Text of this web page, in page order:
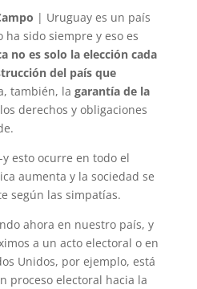
| Uruguay es un país
sido siempre y eso es
no es solo la elección cada
del país que
también, la garantía de la
derechos y obligaciones
esto ocurre en todo el
aumenta y la sociedad se
según las simpatías.
ahora en nuestro país, y
a un acto electoral o en
Unidos, por ejemplo, está
proceso electoral hacia la